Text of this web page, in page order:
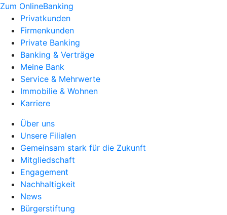
Zum OnlineBanking
Privatkunden
Firmenkunden
Private Banking
Banking & Verträge
Meine Bank
Service & Mehrwerte
Immobilie & Wohnen
Karriere
Über uns
Unsere Filialen
Gemeinsam stark für die Zukunft
Mitgliedschaft
Engagement
Nachhaltigkeit
News
Bürgerstiftung